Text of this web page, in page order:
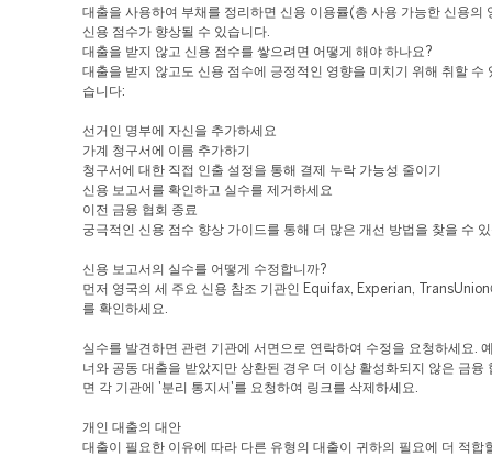
대출을 사용하여 부채를 정리하면 신용 이용률(총 사용 가능한 신용의
신용 점수가 향상될 수 있습니다.
대출을 받지 않고 신용 점수를 쌓으려면 어떻게 해야 하나요?
대출을 받지 않고도 신용 점수에 긍정적인 영향을 미치기 위해 취할 수
습니다:
선거인 명부에 자신을 추가하세요
가계 청구서에 이름 추가하기
청구서에 대한 직접 인출 설정을 통해 결제 누락 가능성 줄이기
신용 보고서를 확인하고 실수를 제거하세요
이전 금융 협회 종료
궁극적인 신용 점수 향상 가이드를 통해 더 많은 개선 방법을 찾을 수
신용 보고서의 실수를 어떻게 수정합니까?
먼저 영국의 세 주요 신용 참조 기관인 Equifax, Experian, TransUnion
를 확인하세요.
실수를 발견하면 관련 기관에 서면으로 연락하여 수정을 요청하세요.
너와 공동 대출을 받았지만 상환된 경우 더 이상 활성화되지 않은 금융
면 각 기관에 '분리 통지서'를 요청하여 링크를 삭제하세요.
개인 대출의 대안
대출이 필요한 이유에 따라 다른 유형의 대출이 귀하의 필요에 더 적합